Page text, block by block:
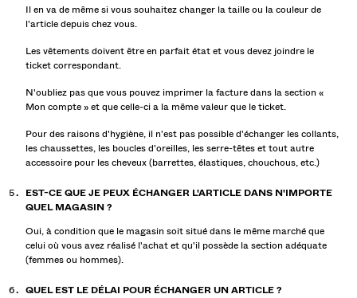
Il en va de même si vous souhaitez changer la taille ou la couleur de
l'article depuis chez vous.
Les vêtements doivent être en parfait état et vous devez joindre le
ticket correspondant.
N'oubliez pas que vous pouvez imprimer la facture dans la section «
Mon compte » et que celle-ci a la même valeur que le ticket.
Pour des raisons d'hygiène, il n'est pas possible d'échanger les collants,
les chaussettes, les boucles d'oreilles, les serre-têtes et tout autre
accessoire pour les cheveux (barrettes, élastiques, chouchous, etc.)
EST-CE QUE JE PEUX ÉCHANGER L'ARTICLE DANS N'IMPORTE
QUEL MAGASIN ?
Oui, à condition que le magasin soit situé dans le même marché que
celui où vous avez réalisé l'achat et qu'il possède la section adéquate
(femmes ou hommes).
QUEL EST LE DÉLAI POUR ÉCHANGER UN ARTICLE ?